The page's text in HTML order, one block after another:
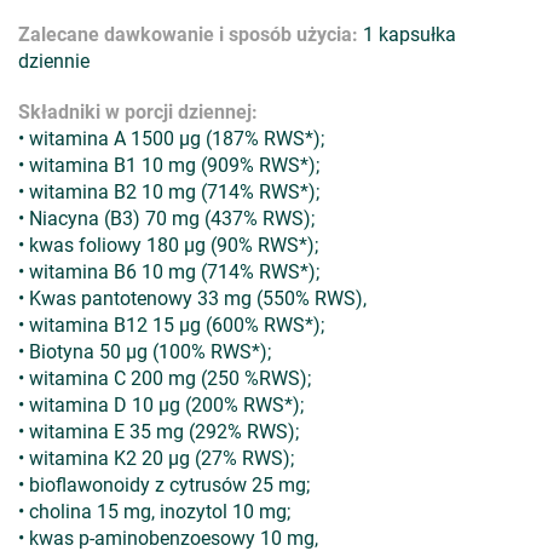
Zalecane dawkowanie i sposób użycia: 1 kapsułka
dziennie
Składniki w porcji dziennej:
• witamina A 1500 µg (187% RWS*);
• witamina B1 10 mg (909% RWS*);
• witamina B2 10 mg (714% RWS*);
• Niacyna (B3) 70 mg (437% RWS);
• kwas foliowy 180 µg (90% RWS*);
• witamina B6 10 mg (714% RWS*);
• Kwas pantotenowy 33 mg (550% RWS),
• witamina B12 15 µg (600% RWS*);
• Biotyna 50 µg (100% RWS*);
• witamina C 200 mg (250 %RWS);
• witamina D 10 µg (200% RWS*);
• witamina E 35 mg (292% RWS);
• witamina K2 20 µg (27% RWS);
• bioflawonoidy z cytrusów 25 mg;
• cholina 15 mg, inozytol 10 mg;
• kwas p-aminobenzoesowy 10 mg,